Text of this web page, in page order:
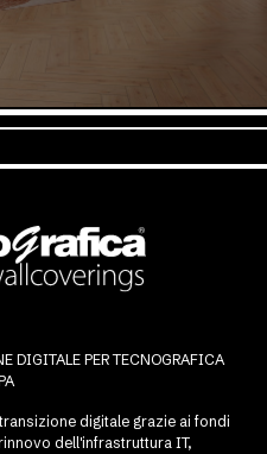
DIGITALE PER TECNOGRAFICA
digitale grazie ai fondi
rinnovo dell'infrastruttura IT,